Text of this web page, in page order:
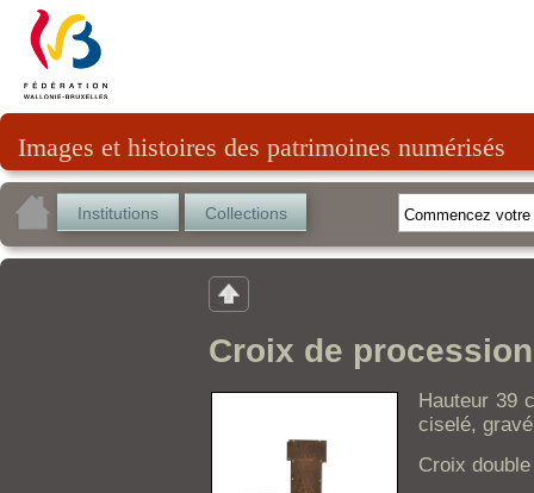
Images et histoires des patrimoines numérisés
Institutions Collections
Croix de procession
Hauteur 39
ciselé,
Croix